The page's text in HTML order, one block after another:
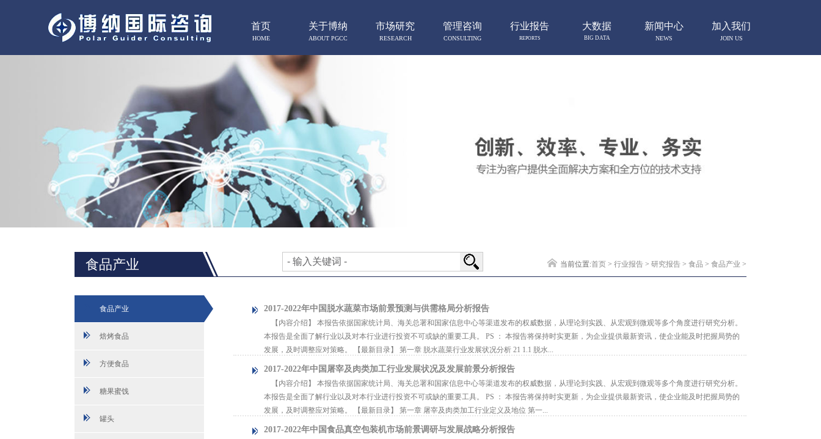
首页
HOME
关于博纳
ABOUT PGCC
市场研究
RESEARCH
管理咨询
CONSULTING
行业报告
REPORTS
大数据
BIG DATA
新闻中心
NEWS
加入我们
JOIN US
食品产业 当前位置:首页 > 行业报告 > 研究报告 > 食品 > 食品产业 >
食品产业
焙烤食品
方便食品
糖果蜜饯
罐头
2017-2022年中国脱水蔬菜市场前景预测与供需格局分析报告
【内容介绍】 本报告依据国家统计局、海关总署和国家信息中心等渠道发布的权威数据，从理论到实践、从宏观到微观等多个角度进行研究分析。
本报告是全面了解行业以及对本行业进行投资不可或缺的重要工具。 PS ： 本报告将保持时实更新，为企业提供最新资讯，使企业能及时把握局势的
发展，及时调整应对策略。 【最新目录】 第一章 脱水蔬菜行业发展状况分析 21 1.1 脱水...
2017-2022年中国屠宰及肉类加工行业发展状况及发展前景分析报告
【内容介绍】 本报告依据国家统计局、海关总署和国家信息中心等渠道发布的权威数据，从理论到实践、从宏观到微观等多个角度进行研究分析。
本报告是全面了解行业以及对本行业进行投资不可或缺的重要工具。 PS ： 本报告将保持时实更新，为企业提供最新资讯，使企业能及时把握局势的
发展，及时调整应对策略。 【最新目录】 第一章 屠宰及肉类加工行业定义及地位 第一...
2017-2022年中国食品真空包装机市场前景调研与发展战略分析报告